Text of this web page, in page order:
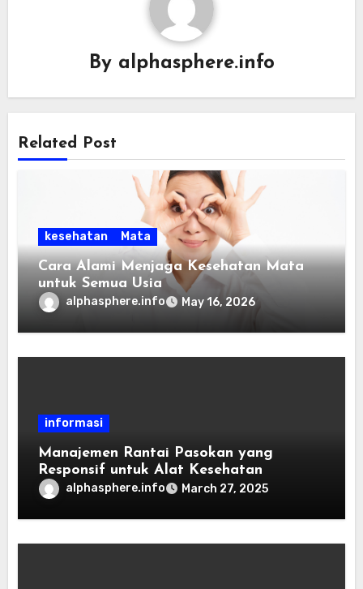
By alphasphere.info
Related Post
kesehatan Mata
Cara Alami Menjaga Kesehatan Mata
untuk Semua Usia
alphasphere.info May 16, 2026
informasi
Manajemen Rantai Pasokan yang
Responsif untuk Alat Kesehatan
alphasphere.info March 27, 2025